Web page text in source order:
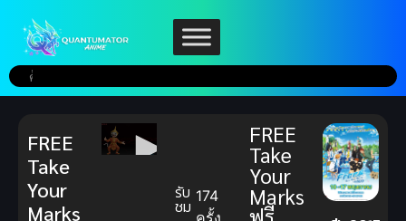
รับ
ชม 174
FREE
Take
Your
Marks
FREE
Take
Your
Marks